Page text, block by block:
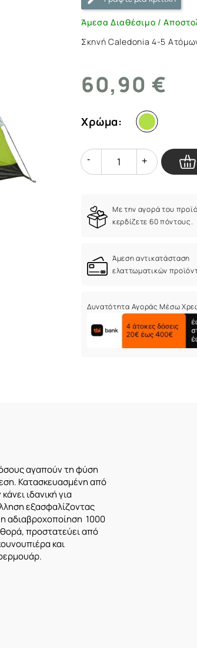
|
ArmyMarket.gr
Άμεσα Διαθέσιμο /
Σκηνή Caledonia 4-5
60,90 €
Χρώμα:
Quantity
Quantity
Με την αγορά του
κερδίζετε 60 πόντους.
Άμεση αντικατάσταση
ελαττωματικών
Δυνατότητα Αγοράς Μέσω
αγαπούν τη φύση
Κατασκευασμένη από
ιδανική για
εξασφαλίζοντας
αδιαβροχοποίηση 1000
προστατεύει από
και